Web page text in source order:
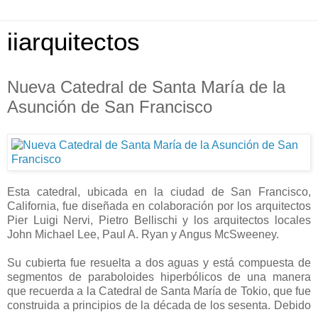
iiarquitectos
Nueva Catedral de Santa María de la
Asunción de San Francisco
Esta catedral, ubicada en la ciudad de San Francisco,
California, fue diseñada en colaboración por los arquitectos
Pier Luigi Nervi, Pietro Bellischi y los arquitectos locales
John Michael Lee, Paul A. Ryan y Angus McSweeney.
Su cubierta fue resuelta a dos aguas y está compuesta de
segmentos de paraboloides hiperbólicos de una manera
que recuerda a la Catedral de Santa María de Tokio, que fue
construida a principios de la década de los sesenta. Debido